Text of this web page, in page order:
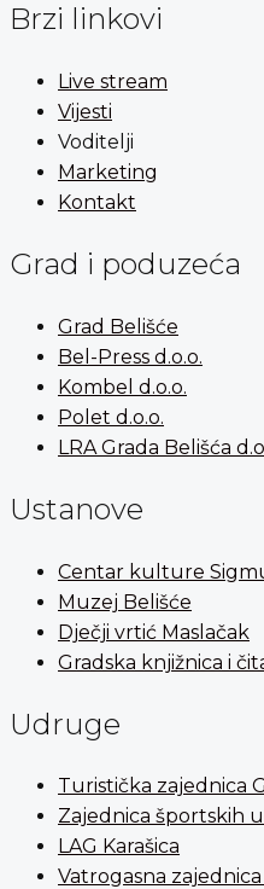
Brzi linkovi
Live stream
Vijesti
Voditelji
Marketing
Kontakt
Grad i poduzeća
Grad Belišće
Bel-Press d.o.o.
Kombel d.o.o.
Polet d.o.o.
LRA Grada Belišća
Ustanove
Centar kulture
Muzej Belišće
Dječji vrtić Maslačak
Gradska knjižnica i
Udruge
Turistička zajednica
Zajednica športskih
LAG Karašica
Vatrogasna